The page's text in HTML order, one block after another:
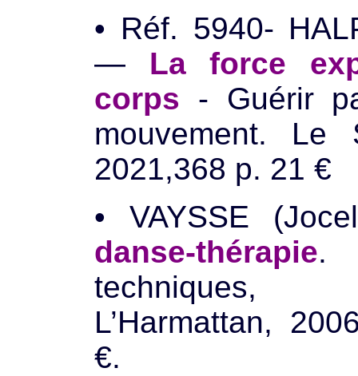
• Réf. 5940-
— La force
corps - Guérir
mouvement. Le
2021,368 p. 21 €
• VAYSSE
danse-thérapie.
techniques,
L’Harmattan,
€.